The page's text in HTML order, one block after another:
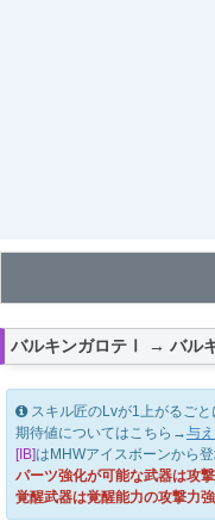
バルキンガロテⅠ → バル
スキル匠のLvが1上がるご
期待値についてはこちら→与
[IB]はMHWアイスボーンから登
パーツ強化が可能な武器は攻
覚醒武器は覚醒能力の攻撃力